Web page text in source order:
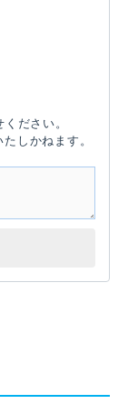
ださい。
しかねます。